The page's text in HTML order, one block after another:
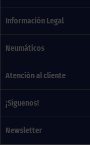
Información Legal
Neumáticos
Atención al cliente
¡Síguenos!
Newsletter